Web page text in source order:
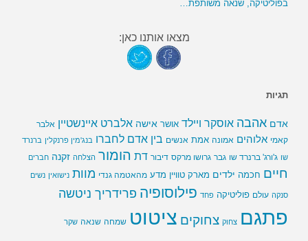
בפוליטיקה, שנאה משותפת…
מצאו אותנו כאן:
תגיות
אדם אהבה אוסקר ויילד אושר אישה אלברט איינשטיין אלבר
קאמי אלוהים אמונה אמת אנשים בין אדם לחברו בנג'מין פרנקלין ברנרד
שו ג'ורג' ברנרד שו גבר גרושו מרקס דיבור דת הומור הצלחה זקנה חברים
חיים חכמה ילדים מארק טוויין מדע מהאטמה גנדי מוות נישואין נשים
סנקה עולם פוליטיקה פחד פילוסופיה פרידריך ניטשה
פתגם צחוק צחוקים ציטוט שמחה שנאה שקר